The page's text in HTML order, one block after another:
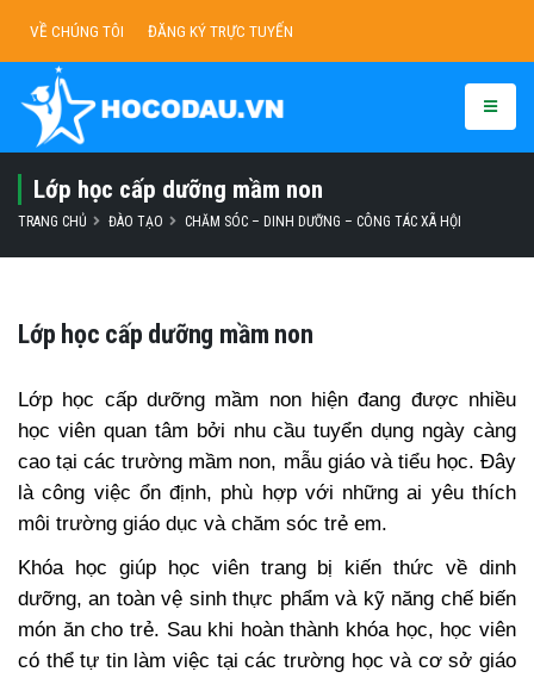
VỀ CHÚNG TÔI ĐĂNG KÝ TRỰC TUYẾN
Lớp học cấp dưỡng mầm non
TRANG CHỦ ĐÀO TẠO CHĂM SÓC – DINH DƯỠNG – CÔNG TÁC XÃ HỘI
Lớp học cấp dưỡng mầm non
Lớp học cấp dưỡng mầm non hiện đang được nhiều
học viên quan tâm bởi nhu cầu tuyển dụng ngày càng
cao tại các trường mầm non, mẫu giáo và tiểu học. Đây
là công việc ổn định, phù hợp với những ai yêu thích
môi trường giáo dục và chăm sóc trẻ em.
Khóa học giúp học viên trang bị kiến thức về dinh
dưỡng, an toàn vệ sinh thực phẩm và kỹ năng chế biến
món ăn cho trẻ. Sau khi hoàn thành khóa học, học viên
có thể tự tin làm việc tại các trường học và cơ sở giáo